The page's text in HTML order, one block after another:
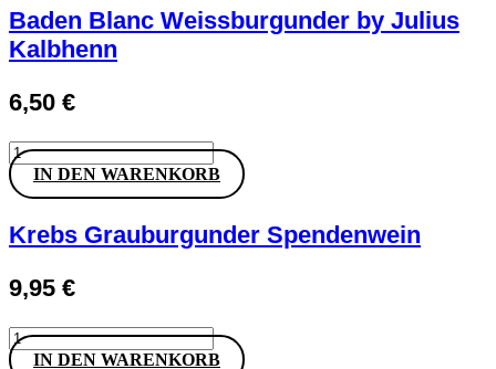
Baden Blanc Weissburgunder by Julius
Kalbhenn
6,50 €
Baden
Blanc
Weissburgunder
Julius
Kalbhenn
IN DEN WARENKORB
Krebs Grauburgunder Spendenwein
9,95 €
Krebs
Grauburgunder
IN DEN WARENKORB